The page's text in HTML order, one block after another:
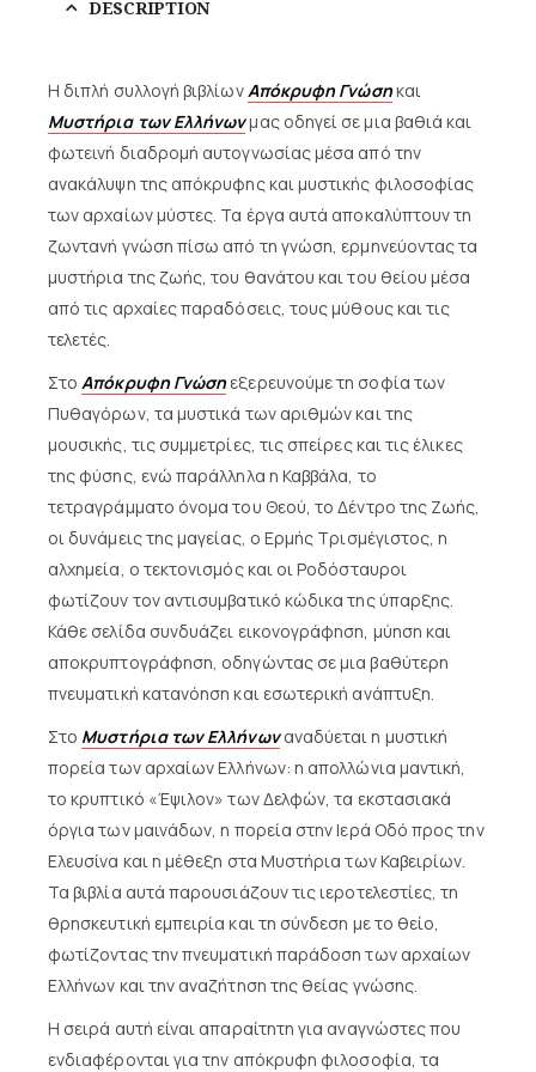
DESCRIPTION
Η διπλή συλλογή βιβλίωνΑπόκρυφη Γνώσηκαι
Μυστήρια των Ελλήνωνμας οδηγεί σε μια βαθιά και
φωτεινή διαδρομή αυτογνωσίας μέσα από την
ανακάλυψη της απόκρυφης και μυστικής φιλοσοφίας
των αρχαίων μύστες. Τα έργα αυτά αποκαλύπτουν τη
ζωντανή γνώση πίσω από τη γνώση, ερμηνεύοντας τα
μυστήρια της ζωής, του θανάτου και του θείου μέσα
από τις αρχαίες παραδόσεις, τους μύθους και τις
τελετές.
ΣτοΑπόκρυφη Γνώσηεξερευνούμε τη σοφία των
Πυθαγόρων, τα μυστικά των αριθμών και της
μουσικής, τις συμμετρίες, τις σπείρες και τις έλικες
της φύσης, ενώ παράλληλα η Καββάλα, το
τετραγράμματο όνομα του Θεού, το Δέντρο της Ζωής,
οι δυνάμεις της μαγείας, ο Ερμής Τρισμέγιστος, η
αλχημεία, ο τεκτονισμός και οι Ροδόσταυροι
φωτίζουν τον αντισυμβατικό κώδικα της ύπαρξης.
Κάθε σελίδα συνδυάζει εικονογράφηση, μύηση και
αποκρυπτογράφηση, οδηγώντας σε μια βαθύτερη
πνευματική κατανόηση και εσωτερική ανάπτυξη.
Στο Μυστήρια των Ελλήνωναναδύεται η μυστική
πορεία των αρχαίων Ελλήνων: η απολλώνια μαντική,
το κρυπτικό «Έψιλον» των Δελφών, τα εκστασιακά
όργια των μαινάδων, η πορεία στην Ιερά Οδό προς την
Ελευσίνα και η μέθεξη στα Μυστήρια των Καβειρίων.
Τα βιβλία αυτά παρουσιάζουν τις ιεροτελεστίες, τη
θρησκευτική εμπειρία και τη σύνδεση με το θείο,
φωτίζοντας την πνευματική παράδοση των αρχαίων
Ελλήνων και την αναζήτηση της θείας γνώσης.
Η σειρά αυτή είναι απαραίτητη για αναγνώστες που
ενδιαφέρονται για την απόκρυφη φιλοσοφία, τα